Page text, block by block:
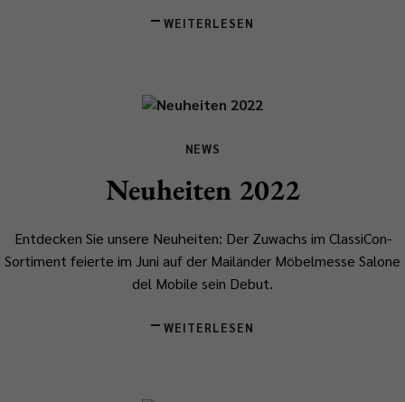
WEITERLESEN
NEWS
Neuheiten 2022
Entdecken Sie unsere Neuheiten: Der Zuwachs im ClassiCon-
Sortiment feierte im Juni auf der Mailänder Möbelmesse Salone
del Mobile sein Debut.
WEITERLESEN